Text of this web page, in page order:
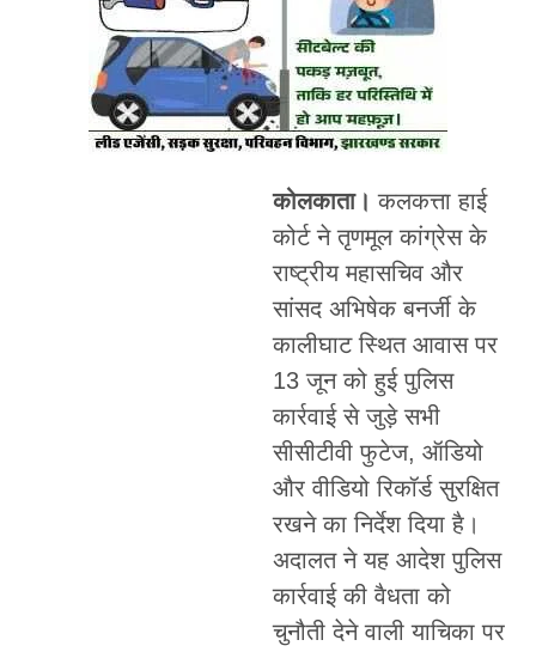
कोलकाता। कलकत्ता हाई
कोर्ट ने तृणमूल कांग्रेस के
राष्ट्रीय महासचिव और
सांसद अभिषेक बनर्जी के
कालीघाट स्थित आवास पर
13 जून को हुई पुलिस
कार्रवाई से जुड़े सभी
सीसीटीवी फुटेज, ऑडियो
और वीडियो रिकॉर्ड सुरक्षित
रखने का निर्देश दिया है।
अदालत ने यह आदेश पुलिस
कार्रवाई की वैधता को
चुनौती देने वाली याचिका पर